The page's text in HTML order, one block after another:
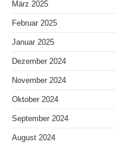
März 2025
Februar 2025
Januar 2025
Dezember 2024
November 2024
Oktober 2024
September 2024
August 2024